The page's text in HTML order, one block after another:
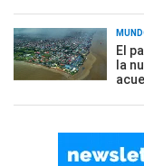
El
la